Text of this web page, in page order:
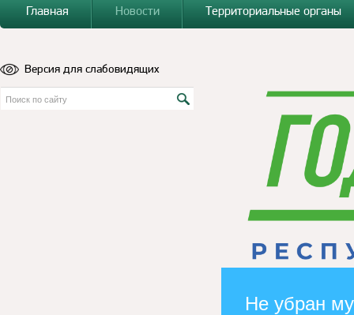
Главная
Новости Территориальные органы
Версия для слабовидящих
Не убран